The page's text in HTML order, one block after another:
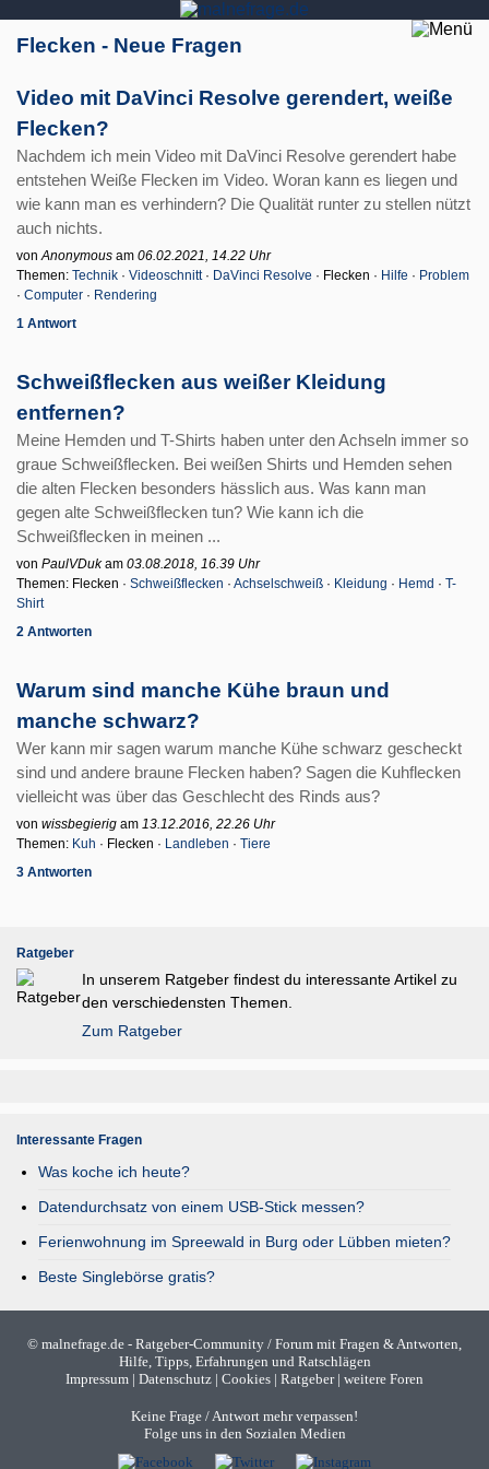
Flecken - Neue Fragen
Video mit DaVinci Resolve gerendert, weiße
Flecken?
Nachdem ich mein Video mit DaVinci Resolve gerendert habe
entstehen Weiße Flecken im Video. Woran kann es liegen und
wie kann man es verhindern? Die Qualität runter zu stellen nützt
auch nichts.
vonAnonymous am 06.02.2021, 14.22 Uhr
Themen: Technik · Videoschnitt· DaVinci Resolve · Flecken · Hilfe · Problem
· Computer · Rendering
1 Antwort
Schweißflecken aus weißer Kleidung
entfernen?
Meine Hemden und T-Shirts haben unter den Achseln immer so
graue Schweißflecken. Bei weißen Shirts und Hemden sehen
die alten Flecken besonders hässlich aus. Was kann man
gegen alte Schweißflecken tun? Wie kann ich die
Schweißflecken in meinen ...
von PaulVDukam 03.08.2018, 16.39 Uhr
Themen: Flecken · Schweißflecken · Achselschweiß · Kleidung · Hemd · T-
Shirt
2 Antworten
Warum sind manche Kühe braun und
manche schwarz?
Wer kann mir sagen warum manche Kühe schwarz gescheckt
sind und andere braune Flecken haben? Sagen die Kuhflecken
vielleicht was über das Geschlecht des Rinds aus?
von wissbegierig am 13.12.2016, 22.26 Uhr
Themen: Kuh · Flecken · Landleben · Tiere
3 Antworten
Ratgeber
In unserem Ratgeber findest du interessante Artikel zu
den verschiedensten Themen.
Zum Ratgeber
Interessante Fragen
Was koche ich heute?
Datendurchsatz von einem USB-Stick messen?
Ferienwohnung im Spreewald in Burg oder Lübben mieten?
Beste Singlebörse gratis?
© malnefrage.de - Ratgeber-Community / Forum mit Fragen & Antworten,
Hilfe, Tipps, Erfahrungen und Ratschlägen
Impressum | Datenschutz | Cookies | Ratgeber| weitere Foren
Keine Frage / Antwort mehr verpassen!
Folge uns in den Sozialen Medien